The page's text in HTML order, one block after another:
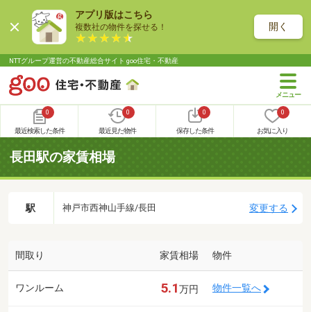
アプリ版はこちら
複数社の物件を探せる！ 開く
NTTグループ運営の不動産総合サイト goo住宅・不動産
0
最近検索した条件
0
最近見た物件
0
保存した条件
0
お気に入り
長田駅の家賃相場
駅 神戸市西神山手線/長田 変更する
間取り 家賃相場 物件
ワンルーム 5.1万円 物件一覧へ